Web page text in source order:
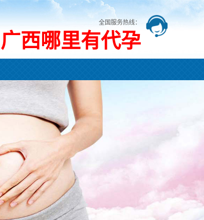
全国服务热线：
广西哪里有代孕